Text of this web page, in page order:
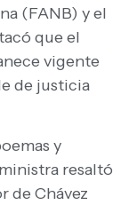
(FANB) y el
que el
vigente
de justicia
y
resaltó
de Chávez